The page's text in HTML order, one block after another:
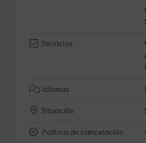
Servicios
Idiomas
Situación
Política de cancelación